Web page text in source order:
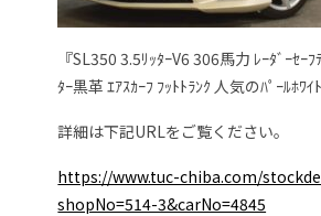
『SL350 3.5ﾘｯﾀｰV6 306馬力 ﾚｰﾀﾞｰｾｰ
ﾀｰ黒革 ｴｱｽｶｰﾌ ﾌｯﾄﾄﾗﾝｸ 人気のﾊﾟｰﾙﾎﾜｲﾄ
詳細は下記URLをご覧ください。
https://www.tuc-chiba.com/
shopNo=514-3&carNo=4845